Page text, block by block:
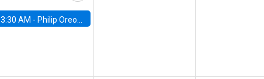
3:30 AM - Philip Oreopolous, University of Toronto